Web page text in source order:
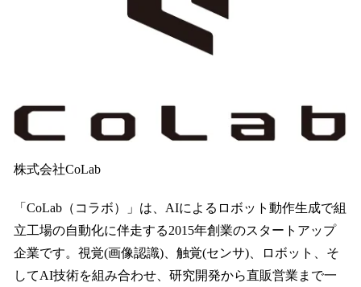
株式会社CoLab
「CoLab（コラボ）」は、AIによるロボット動作生成で組
立工場の自動化に伴走する2015年創業のスタートアップ
企業です。視覚(画像認識)、触覚(センサ)、ロボット、そ
してAI技術を組み合わせ、研究開発から直販営業まで一